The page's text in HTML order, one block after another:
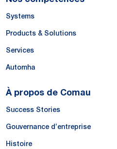
Systems
Products & Solutions
Services
Automha
À propos de Comau
Success Stories
Gouvernance d’entreprise
Histoire